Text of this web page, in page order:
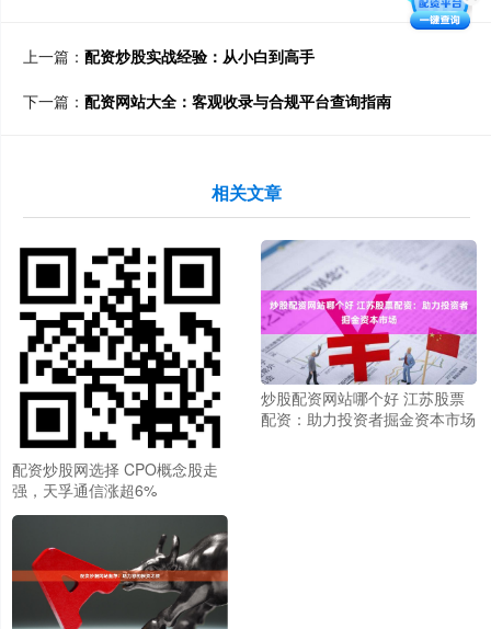
上一篇： 配资炒股实战经验：从小白到高手
下一篇： 配资网站大全：客观收录与合规平台查询指南
相关文章
配资炒股网选择 CPO概念股走
强，天孚通信涨超6%
炒股配资网站哪个好 江苏股票
配资：助力投资者掘金资本市场